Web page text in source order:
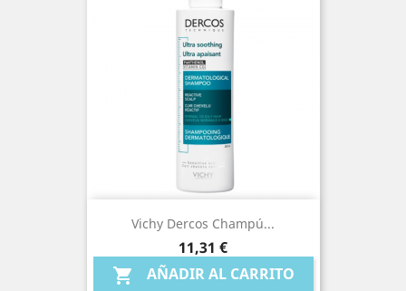
Vichy Dercos Champú...
Precio
11,31 €
 AÑADIR AL CARRITO